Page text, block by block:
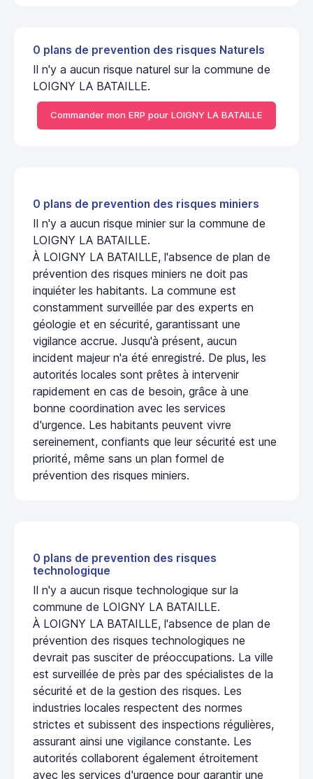
0 plans de prevention des risques Naturels
Il n'y a aucun risque naturel sur la commune de
LOIGNY LA BATAILLE.
Commander mon ERP pour LOIGNY LA BATAILLE
0 plans de prevention des risques miniers
Il n'y a aucun risque minier sur la commune de
LOIGNY LA BATAILLE.
À LOIGNY LA BATAILLE, l'absence de plan de
prévention des risques miniers ne doit pas
inquiéter les habitants. La commune est
constamment surveillée par des experts en
géologie et en sécurité, garantissant une
vigilance accrue. Jusqu'à présent, aucun
incident majeur n'a été enregistré. De plus, les
autorités locales sont prêtes à intervenir
rapidement en cas de besoin, grâce à une
bonne coordination avec les services
d'urgence. Les habitants peuvent vivre
sereinement, confiants que leur sécurité est une
priorité, même sans un plan formel de
prévention des risques miniers.
0 plans de prevention des risques
technologique
Il n'y a aucun risque technologique sur la
commune de LOIGNY LA BATAILLE.
À LOIGNY LA BATAILLE, l'absence de plan de
prévention des risques technologiques ne
devrait pas susciter de préoccupations. La ville
est surveillée de près par des spécialistes de la
sécurité et de la gestion des risques. Les
industries locales respectent des normes
strictes et subissent des inspections régulières,
assurant ainsi une vigilance constante. Les
autorités collaborent également étroitement
avec les services d'urgence pour garantir une